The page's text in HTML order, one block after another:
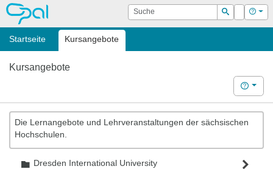
OPAL Suche
Suchen
Login Hilfe
Startseite Kursangebote
Kursangebote
Hilfe
Die Lernangebote und Lehrveranstaltungen der sächsischen
Hochschulen.
Ordner
Dresden International University